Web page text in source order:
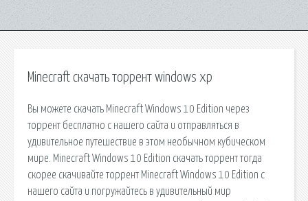
Minecraft скачать торрент windows xp
Вы можете скачать Minecraft Windows 10 Edition через
торрент бесплатно с нашего сайта и отправляться в
удивительное путешествие в этом необычном кубическом
мире. Minecraft Windows 10 Edition скачать торрент тогда
скорее скачивайте торрент Minecraft Windows 10 Edition с
нашего сайта и погружайтесь в удивительный мир